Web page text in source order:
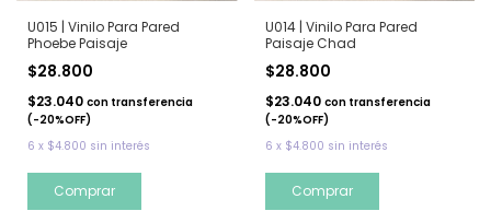
U015 | Vinilo Para Pared
Phoebe Paisaje
$28.800
$23.040 con transferencia
(-20%OFF)
6 x $4.800 sin interés
Comprar
U014 | Vinilo Para Pared
Paisaje Chad
$28.800
$23.040 con transferencia
(-20%OFF)
6 x $4.800 sin interés
Comprar